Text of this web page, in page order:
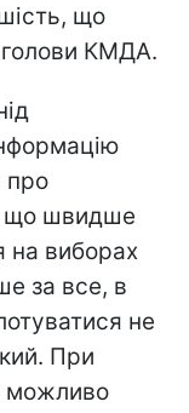
що
голови КМДА.
про
що швидше
на виборах
за все, в
не
При
можливо